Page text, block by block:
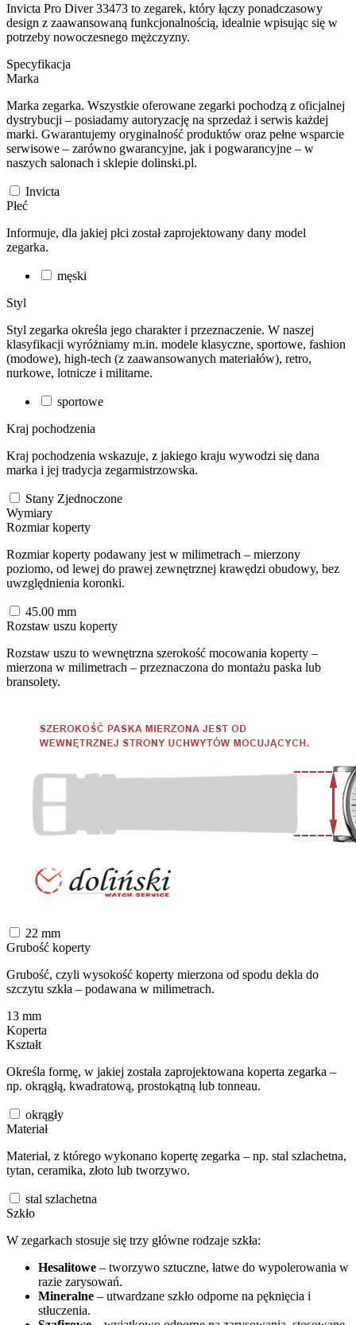
Invicta Pro Diver 33473 to zegarek, który łączy ponadczasowy
design z zaawansowaną funkcjonalnością, idealnie wpisując się w
potrzeby nowoczesnego mężczyzny.
Specyfikacja
Marka
Marka zegarka. Wszystkie oferowane zegarki pochodzą z oficjalnej
dystrybucji – posiadamy autoryzację na sprzedaż i serwis każdej
marki. Gwarantujemy oryginalność produktów oraz pełne wsparcie
serwisowe – zarówno gwarancyjne, jak i pogwarancyjne – w
naszych salonach i sklepie dolinski.pl.
Invicta
Płeć
Informuje, dla jakiej płci został zaprojektowany dany model
zegarka.
męski
Styl
Styl zegarka określa jego charakter i przeznaczenie. W naszej
klasyfikacji wyróżniamy m.in. modele klasyczne, sportowe, fashion
(modowe), high-tech (z zaawansowanych materiałów), retro,
nurkowe, lotnicze i militarne.
sportowe
Kraj pochodzenia
Kraj pochodzenia wskazuje, z jakiego kraju wywodzi się dana
marka i jej tradycja zegarmistrzowska.
Stany Zjednoczone
Wymiary
Rozmiar koperty
Rozmiar koperty podawany jest w milimetrach – mierzony
poziomo, od lewej do prawej zewnętrznej krawędzi obudowy, bez
uwzględnienia koronki.
45.00 mm
Rozstaw uszu koperty
Rozstaw uszu to wewnętrzna szerokość mocowania koperty –
mierzona w milimetrach – przeznaczona do montażu paska lub
bransolety.
22 mm
Grubość koperty
Grubość, czyli wysokość koperty mierzona od spodu dekla do
szczytu szkła – podawana w milimetrach.
13 mm
Koperta
Kształt
Określa formę, w jakiej została zaprojektowana koperta zegarka –
np. okrągłą, kwadratową, prostokątną lub tonneau.
okrągły
Materiał
Materiał, z którego wykonano kopertę zegarka – np. stal szlachetna,
tytan, ceramika, złoto lub tworzywo.
stal szlachetna
Szkło
W zegarkach stosuje się trzy główne rodzaje szkła:
Hesalitowe – tworzywo sztuczne, łatwe do wypolerowania w
razie zarysowań.
Mineralne – utwardzane szkło odporne na pęknięcia i
stłuczenia.